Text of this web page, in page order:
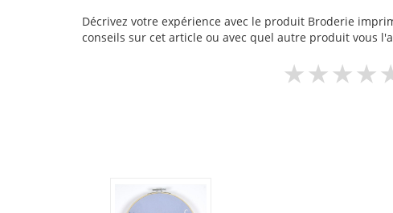
Décrivez votre expérience avec le produit Broderie
conseils sur cet article ou avec quel autre produit vous